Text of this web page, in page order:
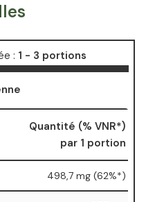
: 1 - 3 portions
Quantité (% VNR*)
par 1 portion
498,7 mg (62%*)